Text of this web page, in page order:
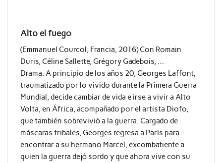
Alto el fuego
(Emmanuel Courcol, Francia, 2016) Con Romain
Duris, Céline Sallette, Grégory Gadebois, …
Drama: A principio de los años 20, Georges Laffont,
traumatizado por lo vivido durante la Primera Guerra
Mundial, decide cambiar de vida e irse a vivir a Alto
Volta, en África, acompañado por el artista Diofo,
que también sobrevivió a la guerra. Cargado de
máscaras tribales, Georges regresa a París para
encontrar a su hermano Marcel, excombatiente a
quien la guerra dejó sordo y que ahora vive con su